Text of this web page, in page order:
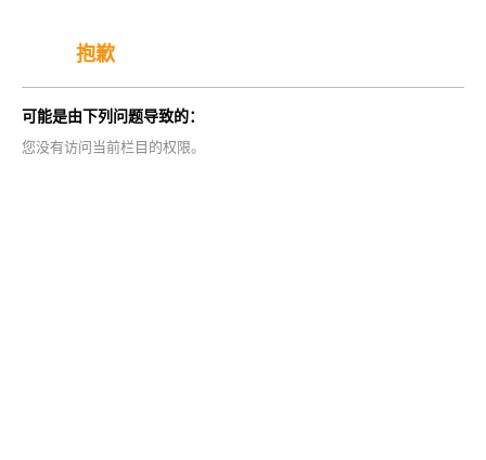
抱歉
可能是由下列问题导致的：
您没有访问当前栏目的权限。